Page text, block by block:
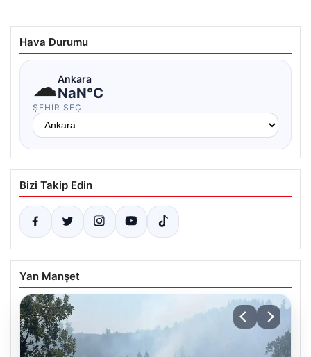
Hava Durumu
☁Ankara
NaN°C
ŞEHIR SEÇ
Bizi Takip Edin
Yan Manşet